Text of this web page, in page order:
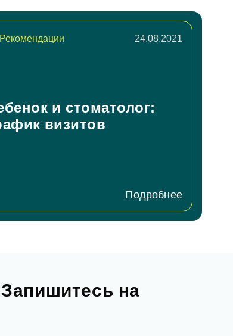
Рекомендации 24.08.2021
и стоматолог:
визитов
Подробнее
на